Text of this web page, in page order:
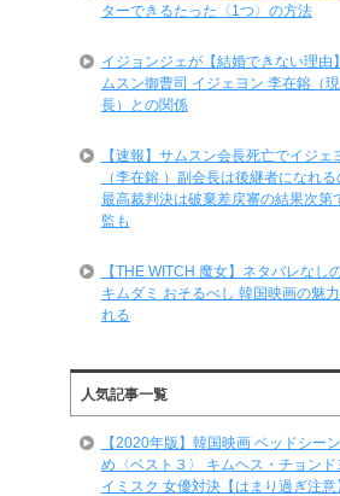
ターできるたった〈1つ〉の方法
イジョンジェが【結婚できない理由
ムスン御曹司 イジェヨン 李在鎔（
長）との関係
【速報】サムスン会長死亡でイジェ
（李在鎔 ）副会長は後継者になれる
最高裁判決は破棄差戻審の結果次第
監も
【THE WITCH 魔女】ネタバレなし
キムダミ おそるべし 韓国映画の魅
れる
人気記事一覧
【2020年版】韓国映画 ベッドシー
め〈ベスト３〉 キムヘス・チョンド
イミスク 女優対決【はまり過ぎ注意